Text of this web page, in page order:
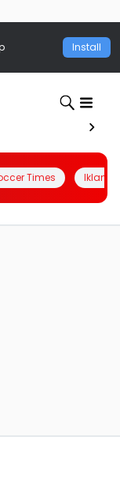
Install
Times Iklanin